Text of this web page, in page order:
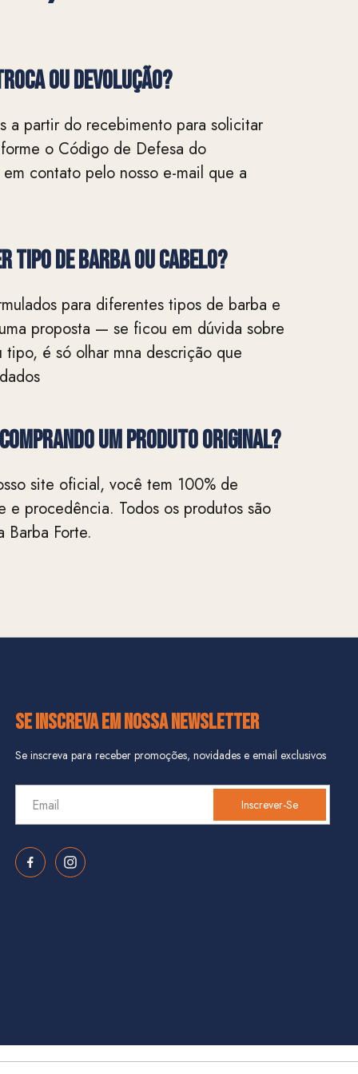
OU DEVOLUÇÃO?
a partir do recebimento para solicitar
o Código de Defesa do
contato pelo nosso e-mail que a
tipo de barba ou cabelo?
para diferentes tipos de barba e
proposta — se ficou em dúvida sobre
é só olhar mna descrição que
um produto original?
site oficial, você tem 100% de
e procedência. Todos os produtos são
Barba Forte.
SE INSCREVA EM NOSSA NEWSLETTER
Se inscreva para receber promoções, novidades e email exclusivos
Inscrever-Se